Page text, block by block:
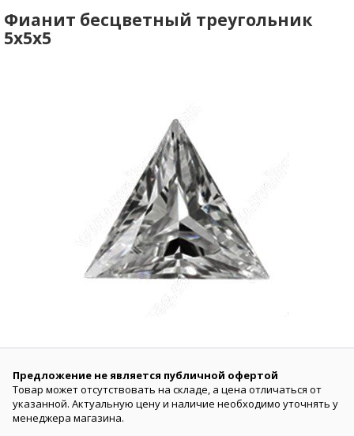
Фианит бесцветный треугольник
5х5х5
Предложение не является публичной офертой
Товар может отсутствовать на складе, а цена отличаться от
указанной. Актуальную цену и наличие необходимо уточнять у
менеджера магазина.